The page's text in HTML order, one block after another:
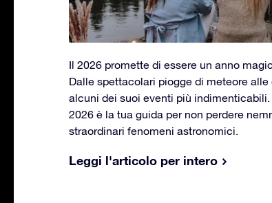
Il 2026 promette di essere un anno
Dalle spettacolari piogge di meteore
alcuni dei suoi eventi più
2026 è la tua guida per non perdere
straordinari fenomeni astronomici.
Leggi l'articolo per intero